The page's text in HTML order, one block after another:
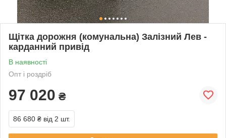
Щітка дорожня (комунальна) Залізний Лев -
карданний привід
В наявності
Опт і роздріб
97 020 ₴
86 680 ₴ від 2 шт.